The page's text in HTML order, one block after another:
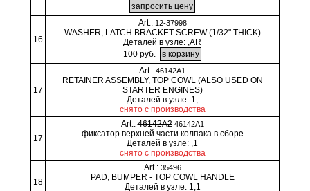
16
Art.: 12-37998
WASHER, LATCH BRACKET SCREW (1/32" THICK)
Деталей в узле: ,AR
100 руб.
17
Art.: 46142A1
RETAINER ASSEMBLY, TOP COWL (ALSO USED ON
STARTER ENGINES)
Деталей в узле: 1,
снято с производства
17
Art.:46142A2 46142A1
фиксатор верхней части колпака в сборе
Деталей в узле: ,1
снято с производства
18
Art.: 35496
PAD, BUMPER - TOP COWL HANDLE
Деталей в узле: 1,1